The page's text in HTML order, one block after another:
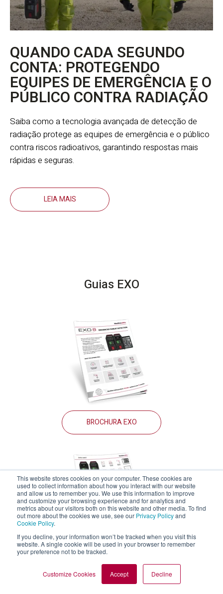
This website stores cookies on your computer. These cookies are
used to collect information about how you interact with our website
and allow us to remember you. We use this information to improve
and customize your browsing experience and for analytics and
metrics about our visitors both on this website and other media. To find
out more about the cookies we use, see our Privacy Policyand
Cookie Policy.
If you decline, your information won’t be tracked when you visit this
website. A single cookie will be used in your browser to remember
your preference not to be tracked.
Customize Cookies Accept Decline
QUANDO CADA SEGUNDO
CONTA: PROTEGENDO
EQUIPES DE EMERGÊNCIA E O
PÚBLICO CONTRA RADIAÇÃO
Saiba como a tecnologia avançada de detecção de
radiação protege as equipes de emergência e o público
contra riscos radioativos, garantindo respostas mais
rápidas e seguras.
LEIA MAIS
Guias EXO
BROCHURA EXO
FICHA TÉCNICA DO EXO 8